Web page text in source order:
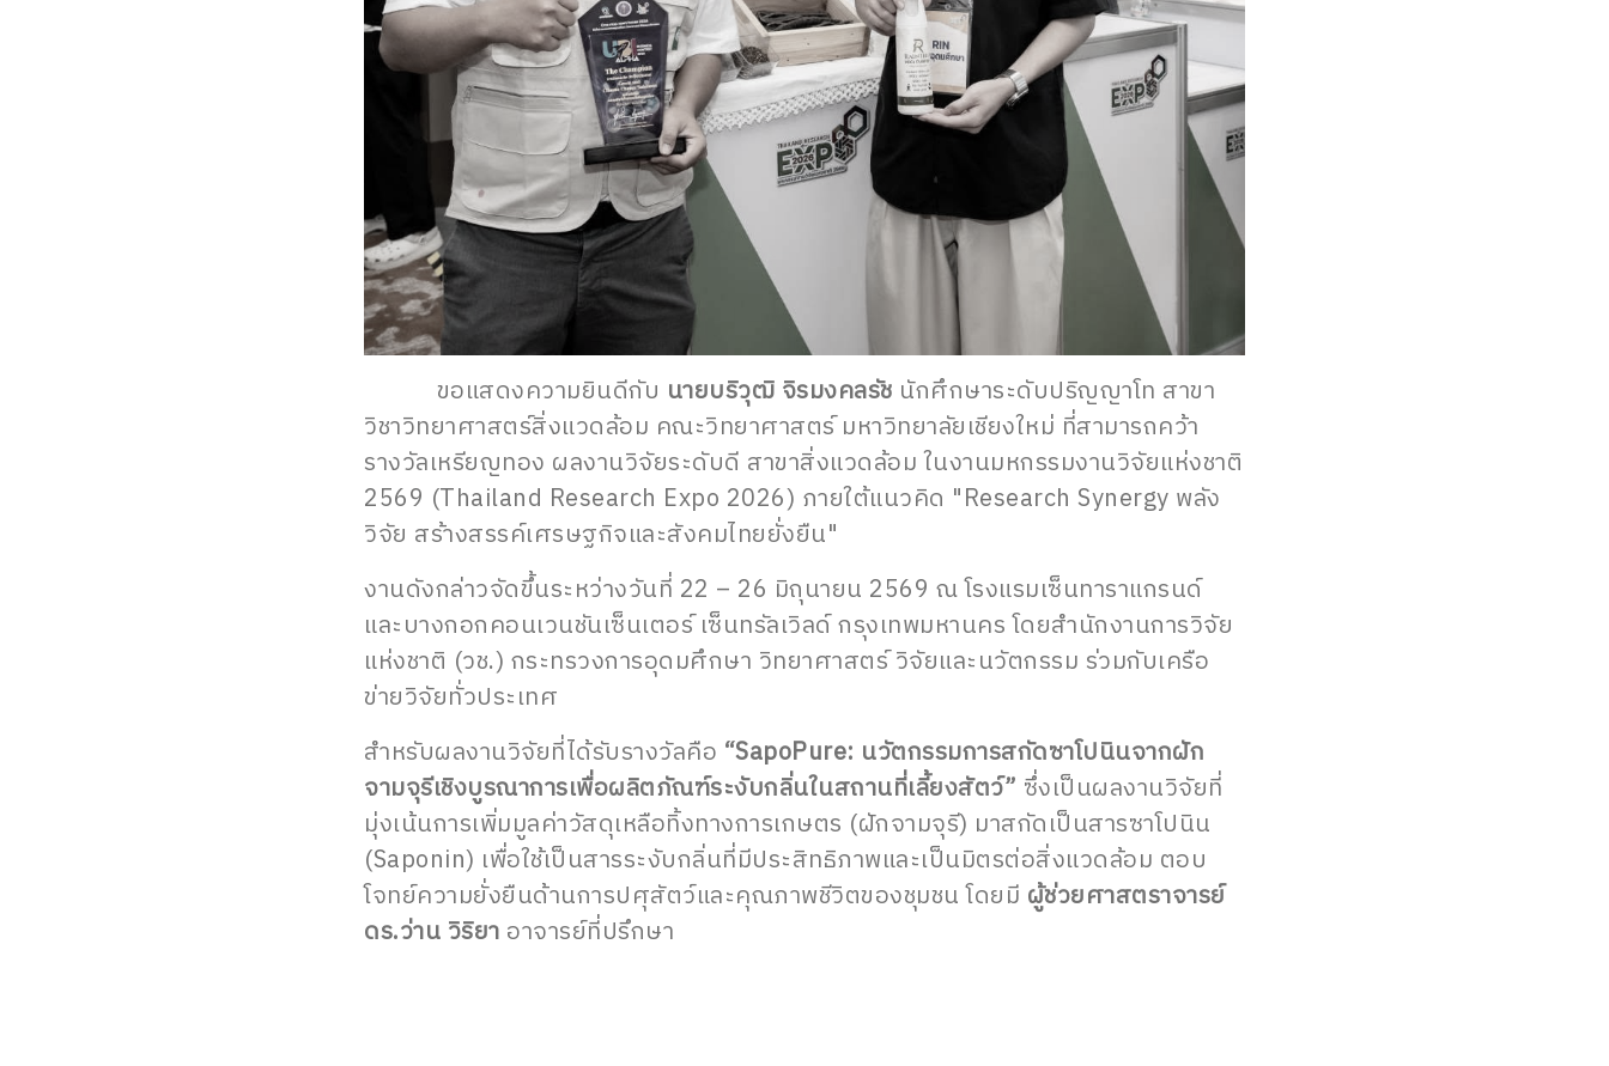
ขอแสดงความยินดีกับ นายบริวุฒิ จิรมงคลรัช นักศึกษาระดับปริญญาโท สาขา
วิชาวิทยาศาสตร์สิ่งแวดล้อม คณะวิทยาศาสตร์ มหาวิทยาลัยเชียงใหม่ ที่สามารถคว้า
รางวัลเหรียญทอง ผลงานวิจัยระดับดี สาขาสิ่งแวดล้อม ในงานมหกรรมงานวิจัยแห่งชาติ
2569 (Thailand Research Expo 2026) ภายใต้แนวคิด "Research Synergy พลัง
วิจัย สร้างสรรค์เศรษฐกิจและสังคมไทยยั่งยืน"
งานดังกล่าวจัดขึ้นระหว่างวันที่ 22 – 26 มิถุนายน 2569 ณ โรงแรมเซ็นทาราแกรนด์
และบางกอกคอนเวนชันเซ็นเตอร์ เซ็นทรัลเวิลด์ กรุงเทพมหานคร โดยสำนักงานการวิจัย
แห่งชาติ (วช.) กระทรวงการอุดมศึกษา วิทยาศาสตร์ วิจัยและนวัตกรรม ร่วมกับเครือ
ข่ายวิจัยทั่วประเทศ
สำหรับผลงานวิจัยที่ได้รับรางวัลคือ “SapoPure: นวัตกรรมการสกัดซาโปนินจากฝัก
จามจุรีเชิงบูรณาการเพื่อผลิตภัณฑ์ระงับกลิ่นในสถานที่เลี้ยงสัตว์” ซึ่งเป็นผลงานวิจัยที่
มุ่งเน้นการเพิ่มมูลค่าวัสดุเหลือทิ้งทางการเกษตร (ฝักจามจุรี) มาสกัดเป็นสารซาโปนิน
(Saponin) เพื่อใช้เป็นสารระงับกลิ่นที่มีประสิทธิภาพและเป็นมิตรต่อสิ่งแวดล้อม ตอบ
โจทย์ความยั่งยืนด้านการปศุสัตว์และคุณภาพชีวิตของชุมชน โดยมี ผู้ช่วยศาสตราจารย์
ดร.ว่าน วิริยา อาจารย์ที่ปรึกษา